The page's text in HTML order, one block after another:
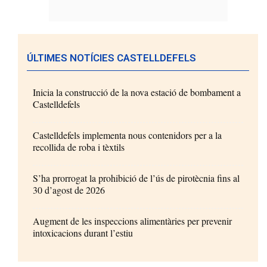
ÚLTIMES NOTÍCIES CASTELLDEFELS
Inicia la construcció de la nova estació de bombament a
Castelldefels
Castelldefels implementa nous contenidors per a la
recollida de roba i tèxtils
S’ha prorrogat la prohibició de l’ús de pirotècnia fins al
30 d’agost de 2026
Augment de les inspeccions alimentàries per prevenir
intoxicacions durant l’estiu